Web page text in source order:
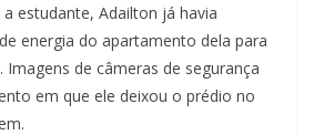
estudante, Adailton já havia
energia do apartamento dela para
de câmeras de segurança
em que ele deixou o prédio no